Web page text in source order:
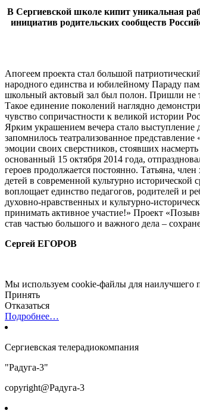
В Сергиевской школе кипит уникальная
инициатив родительских сообществ
Апогеем проекта стал большой
народного единства и юбилейному Параду
школьный актовый зал был полон. Пришли не
Такое единение поколений наглядно
чувство сопричастности к великой истории
Ярким украшением вечера стало
запомнилось театрализованное
эмоции своих сверстников, стоявших
основанный 15 октября 2014 года,
героев продолжается постоянно. Татьяна,
детей в современной культурно
воплощает единство педагогов, родителей и
духовно-нравственных и культурно-
принимать активное участие!» Проект
став частью большого и важного дела –
Сергей ЕГОРОВ
Мы используем cookie-файлы для наилучшего
Принять
Отказаться
Подробнее…
Сергиевская телерадиокомпания
"Радуга-3"
copyright@Радуга-3